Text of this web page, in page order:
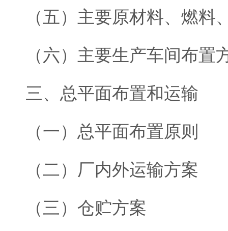
（五）主要原材料、燃料
（六）主要生产车间布置
三、总平面布置和运输
（一）总平面布置原则
（二）厂内外运输方案
（三）仓贮方案